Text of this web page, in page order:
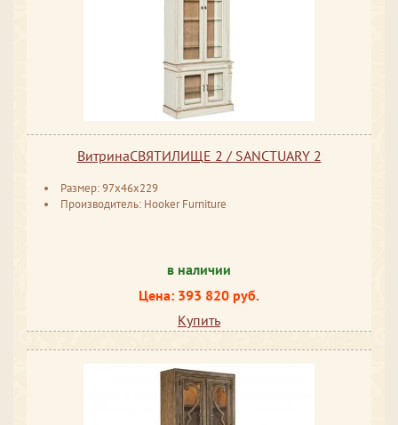
ВитринаСВЯТИЛИЩЕ 2 / SANCTUARY 2
Размер: 97x46x229
Производитель: Hooker Furniture
в наличии
Цена: 393 820 руб.
Купить